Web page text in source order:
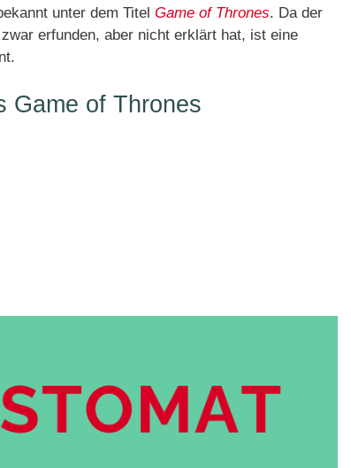
unter dem Titel Game of Thrones. Da der
erfunden, aber nicht erklärt hat, ist eine
Game of Thrones